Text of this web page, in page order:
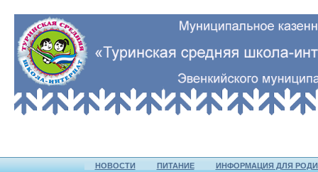
НОВОСТИ ПИТАНИЕ ИНФОРМАЦИЯ ДЛЯ